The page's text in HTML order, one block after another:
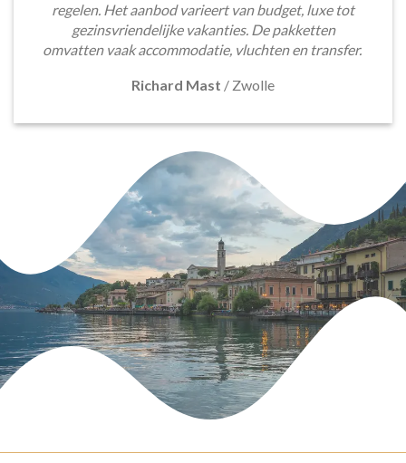
regelen. Het aanbod varieert van budget, luxe tot
gezinsvriendelijke vakanties. De pakketten
omvatten vaak accommodatie, vluchten en transfer.
Richard Mast / Zwolle